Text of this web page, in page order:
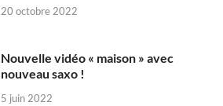
20 octobre 2022
Nouvelle vidéo « maison » avec
nouveau saxo !
5 juin 2022